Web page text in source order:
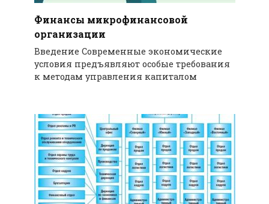
Финансы микрофинансовой
организации
Введение Современные экономические
условия предъявляют особые требования
к методам управления капиталом